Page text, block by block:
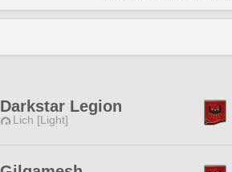
Darkstar Legion
Lich [Light]